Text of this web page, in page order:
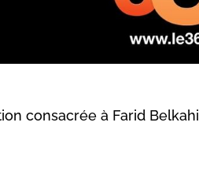
consacrée à Farid